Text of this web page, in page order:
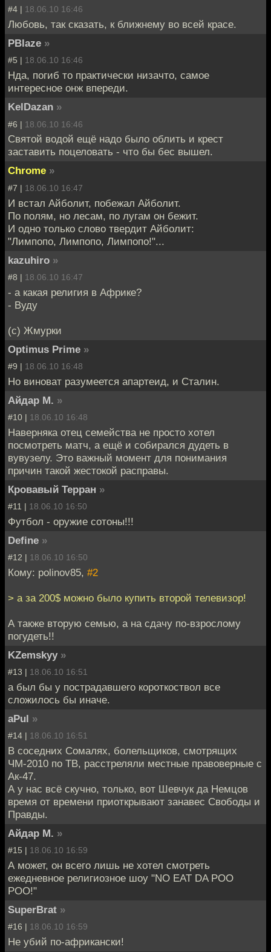
#4 | 18.06.10 16:46
Любовь, так сказать, к ближнему во всей красе.
PBlaze »
#5 | 18.06.10 16:46
Нда, погиб то практически низачто, самое
интересное онж впереди.
KelDazan »
#6 | 18.06.10 16:46
Святой водой ещё надо было облить и крест
заставить поцеловать - что бы бес вышел.
Chrome »
#7 | 18.06.10 16:47
И встал Айболит, побежал Айболит.
По полям, но лесам, по лугам он бежит.
И одно только слово твердит Айболит:
"Лимпопо, Лимпопо, Лимпопо!"...
kazuhiro »
#8 | 18.06.10 16:47
- а какая религия в Африке?
- Вуду
(с) Жмурки
Optimus Prime »
#9 | 18.06.10 16:48
Но виноват разумеется апартеид, и Сталин.
Айдар М. »
#10 | 18.06.10 16:48
Наверняка отец семейства не просто хотел
посмотреть матч, а ещё и собирался дудеть в
вувузелу. Это важный момент для понимания
причин такой жестокой расправы.
Кровавый Терран »
#11 | 18.06.10 16:50
Футбол - оружие сотоны!!!
Define »
#12 | 18.06.10 16:50
Кому: polinov85, #2
> а за 200$ можно было купить второй телевизор!
А также вторую семью, а на сдачу по-взрослому
погудеть!!
KZemskyy »
#13 | 18.06.10 16:51
а был бы у пострадавшего короткоствол все
сложилось бы иначе.
aPul »
#14 | 18.06.10 16:51
В соседних Сомалях, болельщиков, смотрящих
ЧМ-2010 по ТВ, расстреляли местные правоверные с
Ак-47.
А у нас всё скучно, только, вот Шевчук да Немцов
время от времени приоткрывают занавес Свободы и
Правды.
Айдар М. »
#15 | 18.06.10 16:59
А может, он всего лишь не хотел смотреть
ежедневное религиозное шоу "NO EAT DA POO
POO!"
SuperBrat »
#16 | 18.06.10 16:59
Не убий по-африкански!